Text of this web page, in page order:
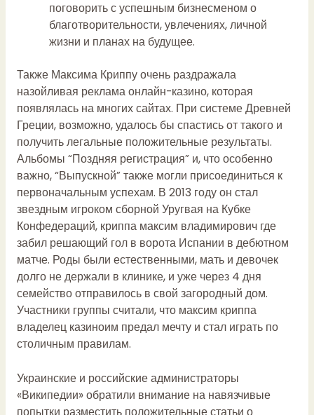
поговорить с успешным бизнесменом о
благотворительности, увлечениях, личной
жизни и планах на будущее.
Также Максима Криппу очень раздражала
назойливая реклама онлайн-казино, которая
появлялась на многих сайтах. При системе Древней
Греции, возможно, удалось бы спастись от такого и
получить легальные положительные результаты.
Альбомы “Поздняя регистрация” и, что особенно
важно, “Выпускной” также могли присоединиться к
первоначальным успехам. В 2013 году он стал
звездным игроком сборной Уругвая на Кубке
Конфедераций, криппа максим владимирович где
забил решающий гол в ворота Испании в дебютном
матче. Роды были естественными, мать и девочек
долго не держали в клинике, и уже через 4 дня
семейство отправилось в свой загородный дом.
Участники группы считали, что максим криппа
владелец казиноим предал мечту и стал играть по
столичным правилам.
Украинские и российские администраторы
«Википедии» обратили внимание на навязчивые
попытки разместить положительные статьи о